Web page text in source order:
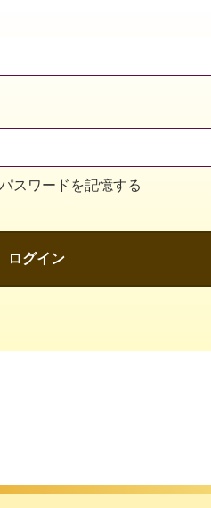
スワードを記憶する
ログイン